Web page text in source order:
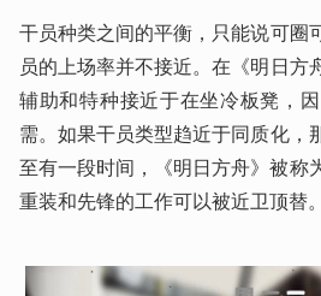
干员种类之间的平衡，只能说可圈
员的上场率并不接近。在《明日方
辅助和特种接近于在坐冷板凳，
需。如果干员类型趋近于同质化，
至有一段时间，《明日方舟》被称
重装和先锋的工作可以被近卫顶替。